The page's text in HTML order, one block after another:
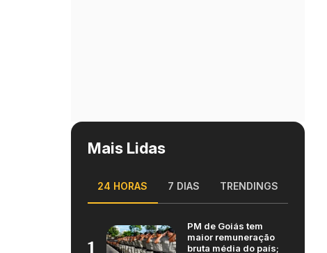
Mais Lidas
24 HORAS 7 DIAS TRENDINGS
1
PM de Goiás tem
maior remuneração
bruta média do país;